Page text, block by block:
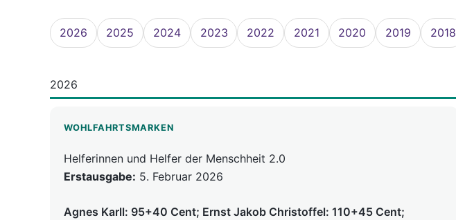
2026 2025 2024 2023 2022 2021 2020 2019 2018
2026
WOHLFAHRTSMARKEN
Helferinnen und Helfer der Menschheit 2.0
Erstausgabe: 5. Februar 2026
Agnes Karll: 95+40 Cent; Ernst Jakob Christoffel: 110+45 Cent;